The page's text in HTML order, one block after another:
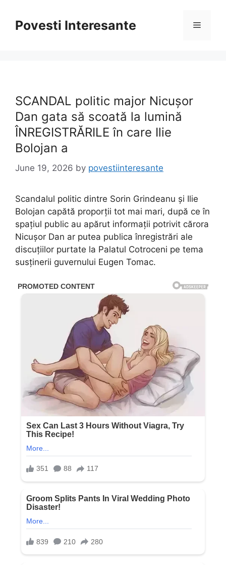
contentPovesti Interesante Menu
SCANDAL politic major Nicușor
Dan gata să scoată la lumină
ÎNREGISTRĂRILE în care Ilie
Bolojan a
June 19, 2026 by povestiinteresante
Scandalul politic dintre Sorin Grindeanu și Ilie
Bolojan capătă proporții tot mai mari, după ce în
spațiul public au apărut informații potrivit cărora
Nicușor Dan ar putea publica înregistrări ale
discuțiilor purtate la Palatul Cotroceni pe tema
susținerii guvernului Eugen Tomac.